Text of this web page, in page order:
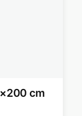
cm